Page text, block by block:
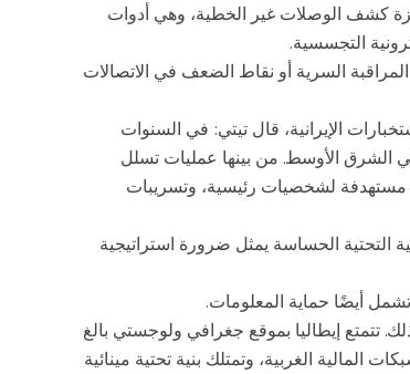
كشف الوصلات غير الخطية، وهي أدوات
التجسسية.
السرية أو نقاط الضعف في الاتصالات
الإيرانية، قال تيتي: في السنوات
الشرق الأوسط. من بينها عمليات تسلل
مستهدفة لشخصيات رئيسية، وتسريبات
التحتية الحساسة يمثل ضرورة استراتيجية
أيضًا حماية المعلومات.
تتمتع إيطاليا بموقع جغرافي ولوجستي بالغ
المالية الغربية، وتمتلك بنية تحتية مينائية